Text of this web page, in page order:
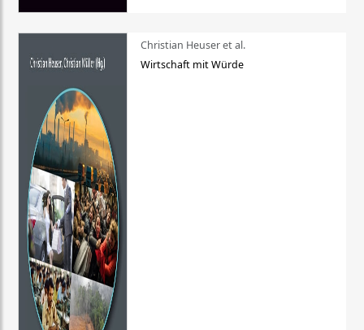
Christian Heuser et al.
Wirtschaft mit Würde